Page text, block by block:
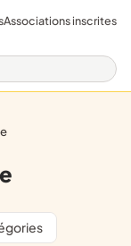
Associations inscrites